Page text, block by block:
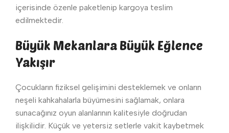
içerisinde özenle paketlenip kargoya teslim
edilmektedir.
Büyük Mekanlara Büyük Eğlence
Yakışır
Çocukların fiziksel gelişimini desteklemek ve onların
neşeli kahkahalarla büyümesini sağlamak, onlara
sunacağınız oyun alanlarının kalitesiyle doğrudan
ilişkilidir. Küçük ve yetersiz setlerle vakit kaybetmek